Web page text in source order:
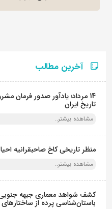
آخرین مطالب
14 مرداد؛ یادآور صدور
تاریخ ایران
مشاهده بیشتر..
منظر تاریخی کاخ صاحبقرانیه
مشاهده بیشتر..
کشف شواهد معماری جبهه جنوبی
باستان‌شناسی پرده از